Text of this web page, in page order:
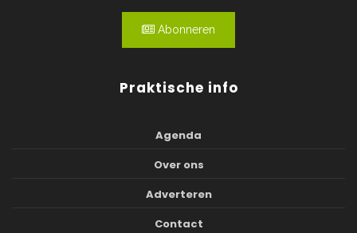
Abonneren
Praktische info
Agenda
Over ons
Adverteren
Contact